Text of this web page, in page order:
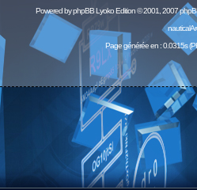
Powered byphpBBLyoko Edition © 2001, 2007
Page générée en : 0.0315s